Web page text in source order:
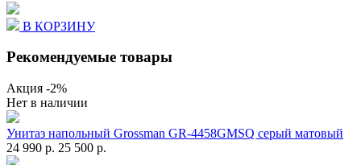
В КОРЗИНУ
Рекомендуемые товары
Акция -2%
Нет в наличии
Унитаз напольный Grossman GR-4458GMSQ серый матовый
24 990 р. 25 500 р.